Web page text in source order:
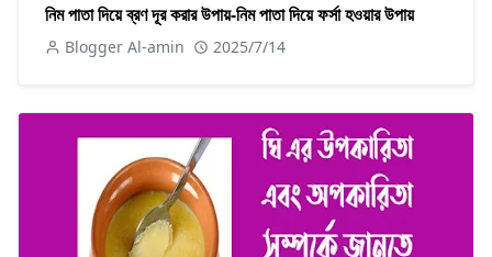
নিম পাতা দিয়ে ব্রণ দূর করার উপায়-নিম পাতা দিয়ে ফর্সা হওয়ার উপায়
Blogger Al-amin 2025/7/14